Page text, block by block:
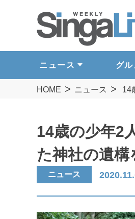
ニュース グル
HOME ニュース 14
14歳の少年2
た神社の遺構
ニュース